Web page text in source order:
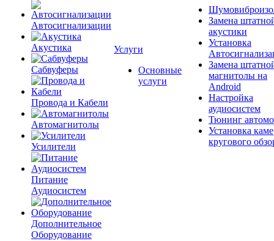
Автосигнализации
Акустика
Сабвуферы
Провода и Кабели
Автомагнитолы
Усилители
Питание
Аудиосистем
Дополнительное
Оборудование
Услуги
Основные
услуги
Замена
акустики
Установка
Замена
магнитолы на
Android
Настройка
аудиосистем
Тюнинг
Установка
кругового